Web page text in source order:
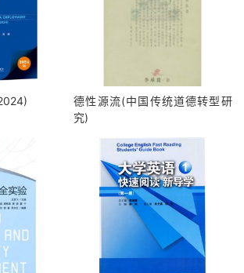
德性源流(中国传统道德转型研
究)